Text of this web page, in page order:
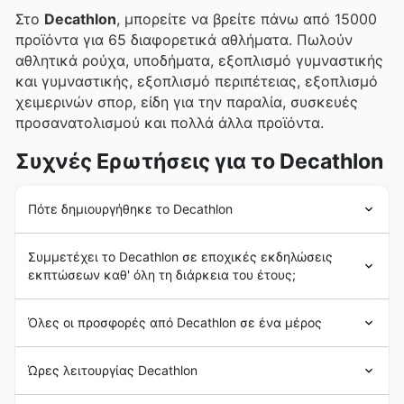
Στο Decathlon, μπορείτε να βρείτε πάνω από 15000
προϊόντα για 65 διαφορετικά αθλήματα. Πωλούν
αθλητικά ρούχα, υποδήματα, εξοπλισμό γυμναστικής
και γυμναστικής, εξοπλισμό περιπέτειας, εξοπλισμό
χειμερινών σπορ, είδη για την παραλία, συσκευές
προσανατολισμού και πολλά άλλα προϊόντα.
Συχνές Ερωτήσεις για το Decathlon
Πότε δημιουργήθηκε το Decathlon
στη Λιλ της Γαλλίας. Το όνομα "Decathlon"
αναφέρεται στο αθλητικό αγώνισμα του δέκαθλου, το
οποίο αποτελείται από δέκα αγωνίσματα στίβου.
Τη δεκαετία του 1990, ηDecathlonεπεκτάθηκε
αναπτύσσεται και να εδραιώνει την παρουσία της σε
Συμμετέχει το Decathlon σε εποχικές εκδηλώσεις
εκπτώσεων καθ' όλη τη διάρκεια του έτους;
εποχικές εκπτώσειςκαιπροσφορέςκαθ' όλη τη
διάρκεια του έτους, προσφέροντας στους πελάτες της
εξαιρετικές ευκαιρίες για εξοικονόμηση. Μπορείτε να
Όλες οι προσφορές από Decathlon σε ένα μέρος
πώλησης αθλητικών ειδών που πωλεί
εξοπλισμό, ένδυση και αξεσουάρ. Η εταιρεία διαθέτει
Ώρες λειτουργίας Decathlon